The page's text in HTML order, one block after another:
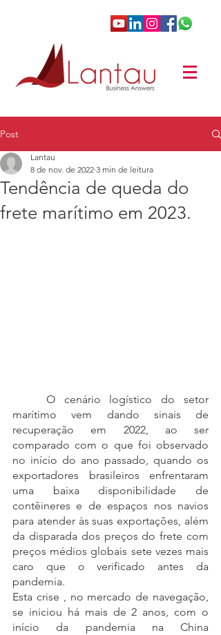
Post
Tendência de queda do
frete marítimo em 2023.
Lantau
8 de nov. de 2022 3 min de leitura
marítimo vem dando sinais de
recuperação em 2022, ao ser
comparado com o que foi observado
no início do ano passado, quando os
exportadores brasileiros enfrentaram
uma baixa disponibilidade de
contêineres e de espaços nos navios
para atender às suas exportações, além
da disparada dos preços do frete com
preços médios globais sete vezes mais
caro que o verificado antes da
pandemia.
Esta crise , no mercado de navegação,
se iniciou há mais de 2 anos, com o
início da pandemia na China